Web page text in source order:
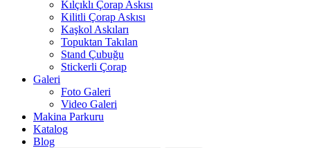
Kılçıklı Çorap Askısı
Kilitli Çorap Askısı
Kaşkol Askıları
Topuktan Takılan
Stand Çubuğu
Stickerli Çorap
Galeri
Foto Galeri
Video Galeri
Makina Parkuru
Katalog
Blog